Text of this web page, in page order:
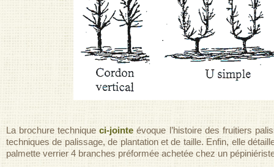
La brochure techniqueci-jointe évoque l’histoire des fruitiers
techniques de palissage, de plantation et de taille. Enfin, elle
palmette verrier 4 branches préformée achetée chez un